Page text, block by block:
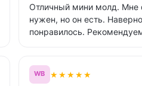
Отличный мини молд. Мне
нужен, но он есть.
понравилось.
WB ★★★★★